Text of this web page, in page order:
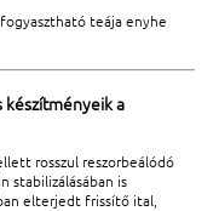
teája enyhe
készítményeik a
rosszul reszorbeálódó
stabilizálásában is
elterjedt frissítő ital,